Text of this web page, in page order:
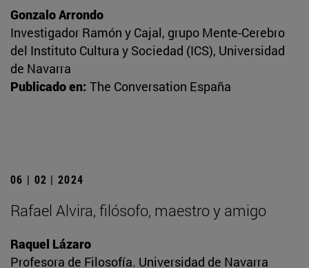
Gonzalo Arrondo
Investigador Ramón y Cajal, grupo Mente-Cerebro
del Instituto Cultura y Sociedad (ICS), Universidad
de Navarra
Publicado en: The Conversation España
06 | 02 | 2024
Rafael Alvira, filósofo, maestro y amigo
Raquel Lázaro
Profesora de Filosofía. Universidad de Navarra